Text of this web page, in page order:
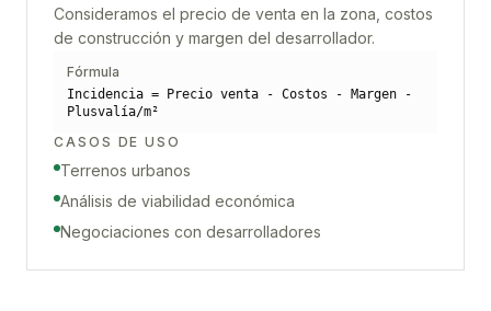
Consideramos el precio de venta en la zona, costos
de construcción y margen del desarrollador.
Fórmula
Incidencia = Precio venta - Costos - Margen -
Plusvalía/m²
CASOS DE USO
Terrenos urbanos
Análisis de viabilidad económica
Negociaciones con desarrolladores